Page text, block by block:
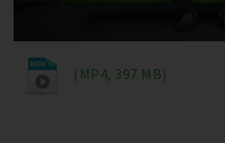
(MP4, 397 MB)